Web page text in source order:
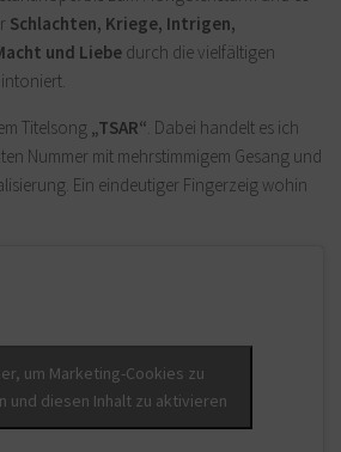
Schlachten, Kriege, Intrigen,
und Liebe durch die vielfältigen
Titelsong „TSAR“. Dabei handelt es ich
Nummer mit mehrstimmigem Gesang und
Ein eindeutiger Fingerzeig wohin
um Marketing-Cookies zu
und diesen Inhalt zu aktivieren